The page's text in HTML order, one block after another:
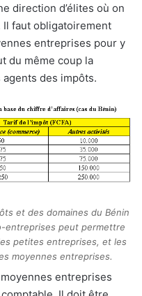
direction d’élites où on
faut obligatoirement
entreprises pour y
du même coup la
des impôts.
et des domaines du Bénin
entreprises peut permettre
petites entreprises, et les
moyennes entreprises.
entreprises